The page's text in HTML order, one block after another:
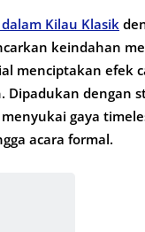
Kilau Klasik
keindahan
menciptakan efek
dengan
gaya
acara formal.